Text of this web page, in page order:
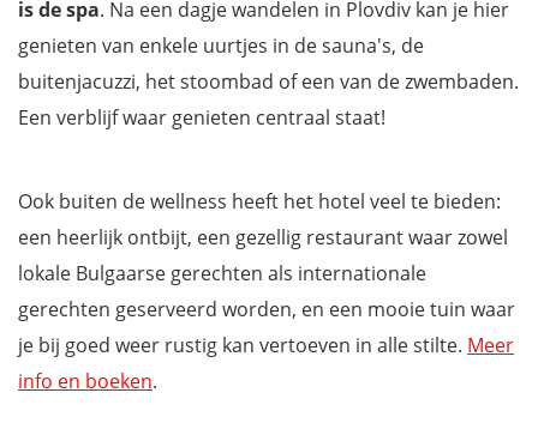
is de spa. Na een dagje wandelen in Plovdiv kan je hier
genieten van enkele uurtjes in de sauna's, de
buitenjacuzzi, het stoombad of een van de zwembaden.
Een verblijf waar genieten centraal staat!
Ook buiten de wellness heeft het hotel veel te bieden:
een heerlijk ontbijt, een gezellig restaurant waar zowel
lokale Bulgaarse gerechten als internationale
gerechten geserveerd worden, en een mooie tuin waar
je bij goed weer rustig kan vertoeven in alle stilte. Meer
info en boeken.